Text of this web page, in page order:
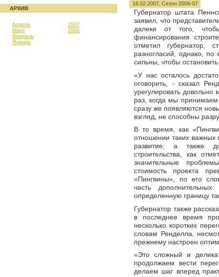
16.02.2007, Сезон 2006-07
Губернатор штата
заявил, что
далеки от того,
финансирования
отметил губернатор,
разногласий, однако, по
сильны, чтобы
«У нас осталось
оговорить, - сказал
урегулировать довольно
раз, когда мы
сразу же появляются
взгляд, не способны
В то время, как
отношении таких важных
развитие, а также
строительства, как
значительные
стоимость проекта
«Пингвины», по его
часть
определенную границу
Губернатор также
в последнее время
несколько коротких
словам Ренделла,
прежнему настроен
«Это сложный и
продолжаем вести
делаем шаг вперед
АРХИВ
Апрель
Март
Февраль
Январь
2007
2006